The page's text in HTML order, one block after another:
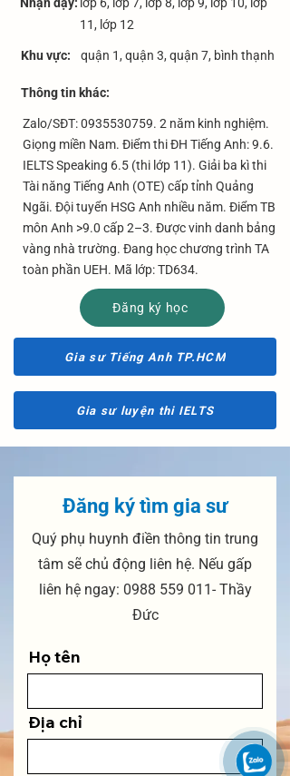
11, lớp 12
Khu vực: quận 1, quận 3, quận 7, bình thạnh
​Thông tin khác:
Zalo/SĐT:0935530759. 2 năm kinh nghiệm.
Giọng miền Nam. Điểm thi ĐH Tiếng Anh: 9.6.
IELTS Speaking 6.5 (thi lớp 11). Giải ba kì thi
Tài năng Tiếng Anh (OTE) cấp tỉnh Quảng
Ngãi. Đội tuyển HSG Anh nhiều năm. Điểm TB
môn Anh >9.0 cấp 2–3. Được vinh danh bảng
vàng nhà trường. Đang học chương trình TA
toàn phần UEH. Mã lớp: TD634.
Đăng ký học
Gia sư Tiếng Anh TP.HCM
Gia sư luyện thi IELTS
Đăng ký tìm gia sư
Quý phụ huynh điền thông tin trung
tâm sẽ chủ động liên hệ. Nếu gấp
liên hệ ngay: 0988 559 011- Thầy
Đức
Họ tên
Địa chỉ